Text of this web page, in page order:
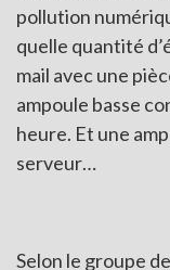
pollution
quelle quantité
mail avec une
ampoule basse
heure. Et une
serveur…
Selon le groupe